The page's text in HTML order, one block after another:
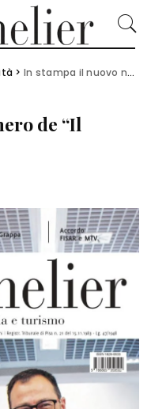
> In stampa il nuovo numero de “Il Sommelier”
de “Il